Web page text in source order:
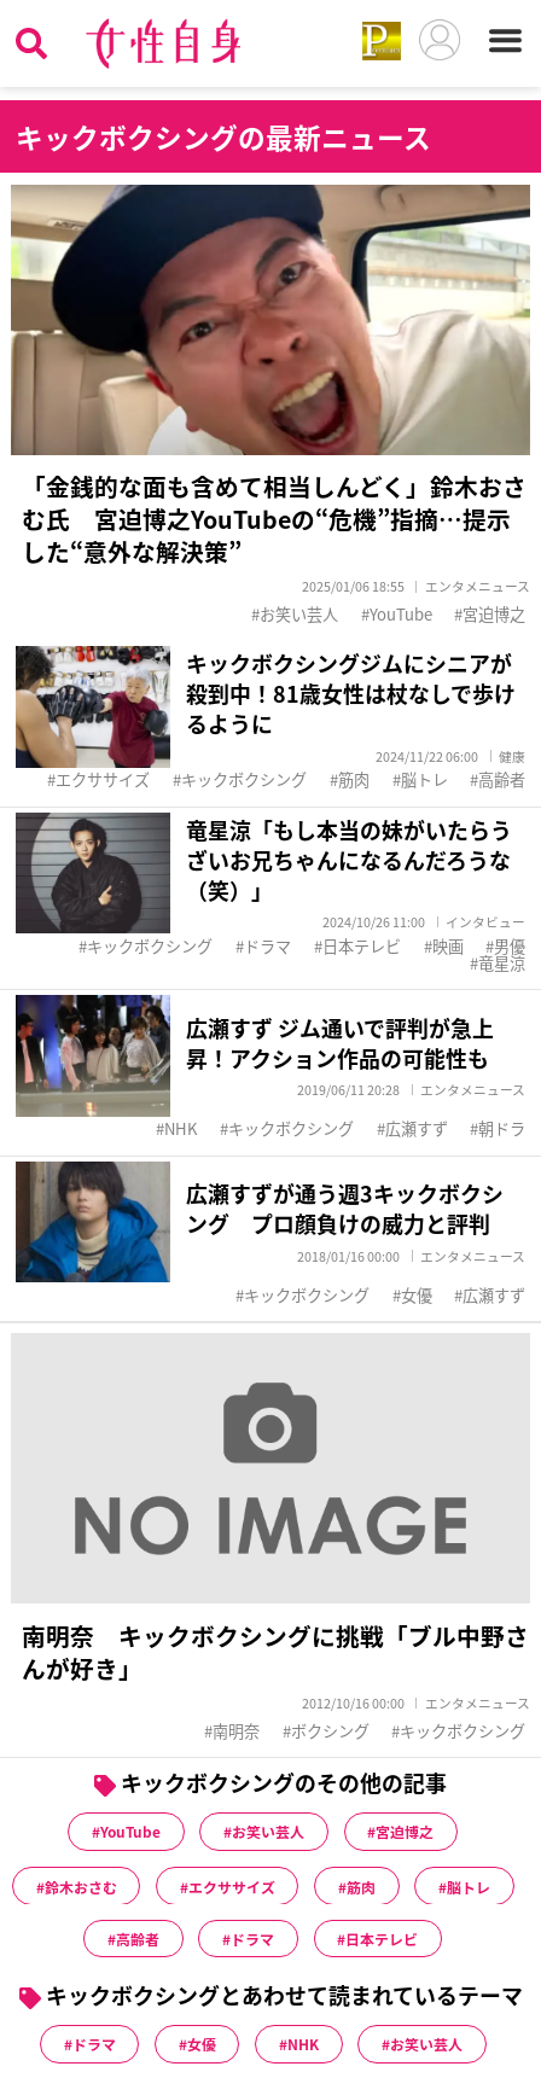
キックボクシングの最新ニュース
「金銭的な面も含めて相当しんどく」鈴木おさ
む氏 宮迫博之YouTubeの“危機”指摘…提示
した“意外な解決策”
2025/01/06 18:55 エンタメニュース
お笑い芸人 YouTube 宮迫博之
キックボクシングジムにシニアが
殺到中！81歳女性は杖なしで歩け
るように
2024/11/22 06:00 健康
エクササイズ キックボクシング 筋肉 脳トレ 高齢者
竜星涼「もし本当の妹がいたらう
ざいお兄ちゃんになるんだろうな
（笑）」
2024/10/26 11:00 インタビュー
キックボクシング ドラマ 日本テレビ 映画 男優
竜星涼
広瀬すず ジム通いで評判が急上
昇！アクション作品の可能性も
2019/06/11 20:28 エンタメニュース
NHK キックボクシング 広瀬すず 朝ドラ
広瀬すずが通う週3キックボクシ
ング プロ顔負けの威力と評判
2018/01/16 00:00 エンタメニュース
キックボクシング 女優 広瀬すず
南明奈 キックボクシングに挑戦「ブル中野さ
んが好き」
2012/10/16 00:00 エンタメニュース
南明奈 ボクシング キックボクシング
キックボクシングのその他の記事
YouTube お笑い芸人 宮迫博之
鈴木おさむ エクササイズ 筋肉 脳トレ
高齢者 ドラマ 日本テレビ
キックボクシングとあわせて読まれているテーマ
ドラマ 女優 NHK お笑い芸人